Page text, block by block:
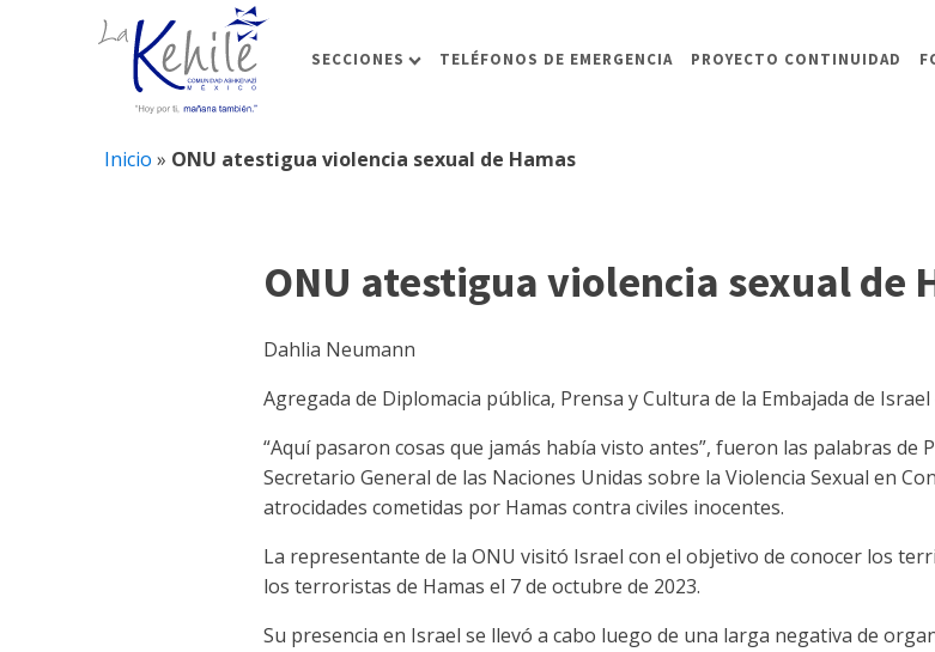
SECCIONES TELÉFONOS DE EMERGENCIA PROYECTO CONTINUIDAD
Inicio » ONU atestigua violencia sexual de Hamas
ONU atestigua violencia sexual de
Dahlia Neumann
Agregada de Diplomacia pública, Prensa y Cultura de la Embajada de
“Aquí pasaron cosas que jamás había visto antes”, fueron las palabras de
Secretario General de las Naciones Unidas sobre la Violencia Sexual en
atrocidades cometidas por Hamas contra civiles inocentes.
La representante de la ONU visitó Israel con el objetivo de conocer los
los terroristas de Hamas el 7 de octubre de 2023.
Su presencia en Israel se llevó a cabo luego de una larga negativa de